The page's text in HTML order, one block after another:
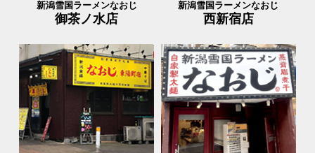
新潟雪国ラーメンなおじ
御茶ノ水店
新潟雪国ラーメンなおじ
西新宿店